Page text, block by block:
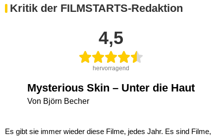
Kritik der FILMSTARTS-Redaktion
4,5
hervorragend
Mysterious Skin – Unter die Haut
Von Björn Becher
Es gibt sie immer wieder diese Filme, jedes Jahr. Es sind Filme,